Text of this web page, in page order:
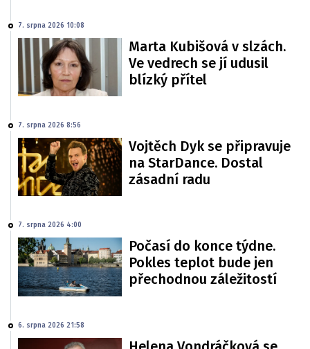
7. srpna 2026 10:08
Marta Kubišová v slzách.
Ve vedrech se jí udusil
blízký přítel
7. srpna 2026 8:56
Vojtěch Dyk se připravuje
na StarDance. Dostal
zásadní radu
7. srpna 2026 4:00
Počasí do konce týdne.
Pokles teplot bude jen
přechodnou záležitostí
6. srpna 2026 21:58